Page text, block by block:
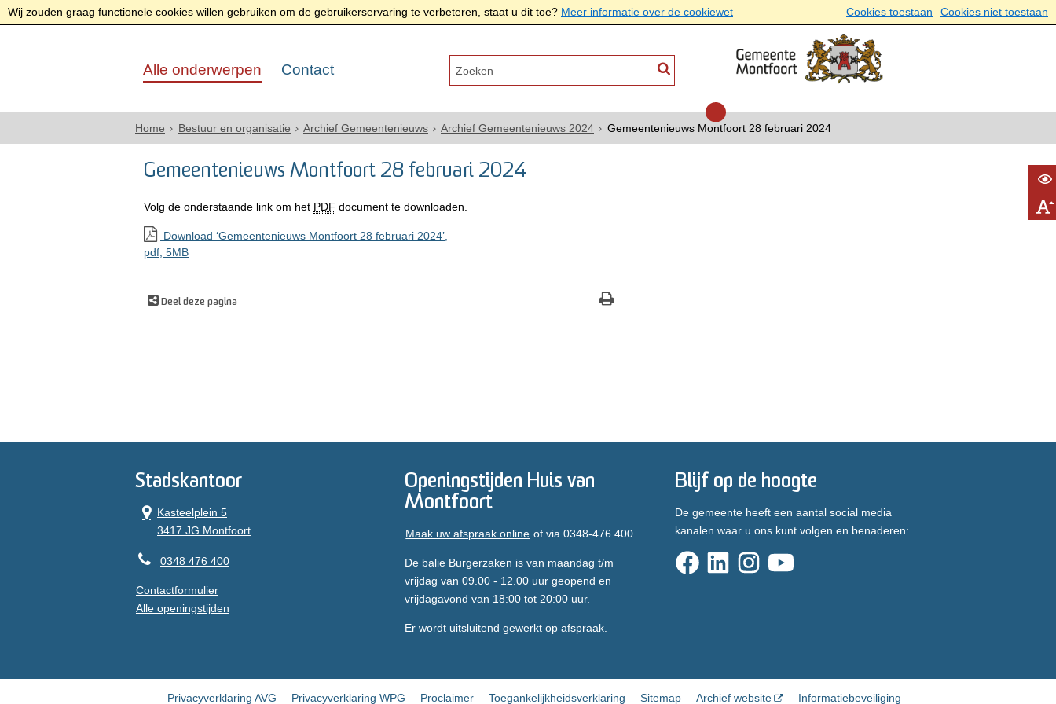
Wij zouden graag functionele cookies willen gebruiken om de gebruikerservaring te verbeteren, staat u dit toe? Meer informatie over de cookiewet Cookies toestaan Cookies niet toestaan
Alle onderwerpen Contact
Home Bestuur en organisatie Archief Gemeentenieuws Archief Gemeentenieuws 2024 Gemeentenieuws Montfoort 28 februari 2024
Gemeentenieuws Montfoort 28 februari 2024
Volg de onderstaande link om het PDF document te downloaden.
Download ‘Gemeentenieuws Montfoort 28 februari 2024’,
pdf , 5MB
Deel deze pagina
Stadskantoor
Kasteelplein 5
3417 JG Montfoort
0348 476 400
Contactformulier
Alle openingstijden
Openingstijden Huis van
Montfoort
Maak uw afspraak online of via 0348-476 400
De balie Burgerzaken is van maandag t/m
vrijdag van 09.00 - 12.00 uur geopend en
vrijdagavond van 18:00 tot 20:00 uur.
Er wordt uitsluitend gewerkt op afspraak.
Blijf op de hoogte
De gemeente heeft een aantal social media
kanalen waar u ons kunt volgen en benaderen:
Privacyverklaring AVG Privacyverklaring WPG Proclaimer Toegankelijkheidsverklaring Sitemap Archief website Informatiebeveiliging